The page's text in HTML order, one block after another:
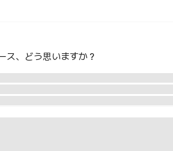
ス、どう思いますか？